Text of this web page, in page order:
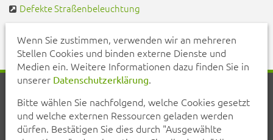
Defekte Straßenbeleuchtung
Inhalt
Erklärung zur Barrierefreiheit
Datenschutzerklärung
Impressum
Wenn Sie zustimmen, verwenden wir an mehreren
Stellen Cookies und binden externe Dienste und
Medien ein. Weitere Informationen dazu finden Sie in
unserer Datenschutzerklärung.
Bitte wählen Sie nachfolgend, welche Cookies gesetzt
und welche externen Ressourcen geladen werden
dürfen. Bestätigen Sie dies durch "Ausgewählte